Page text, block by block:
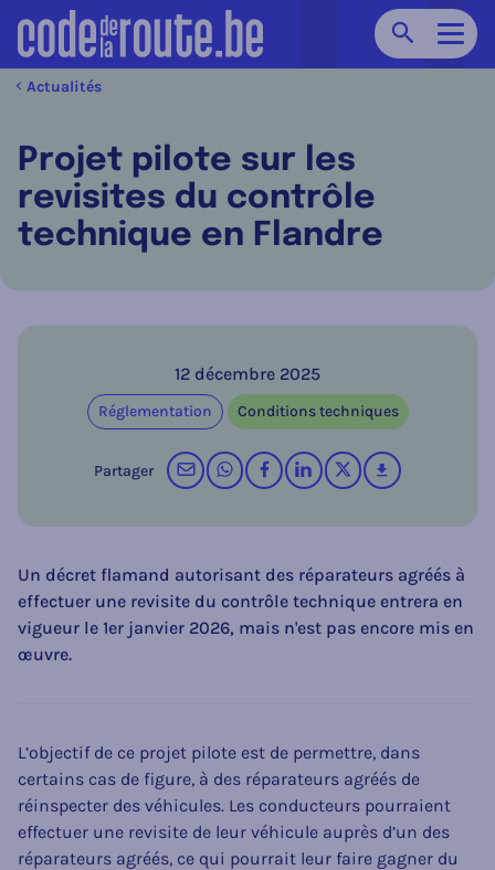
Chercher
Actualités
Projet pilote sur les
revisites du contrôle
technique en Flandre
12 décembre 2025
Réglementation Conditions techniques
Partager par courrier électronique
sur WhatsApp
sur Facebook
sur LinkedIn
op X (Twitter)
télécharger
Un décret flamand autorisant des réparateurs agréés à
effectuer une revisite du contrôle technique entrera en
vigueur le 1er janvier 2026, mais n'est pas encore mis en
œuvre.
L’objectif de ce projet pilote est de permettre, dans
certains cas de figure, à des réparateurs agréés de
réinspecter des véhicules. Les conducteurs pourraient
effectuer une revisite de leur véhicule auprès d’un des
réparateurs agréés, ce qui pourrait leur faire gagner du